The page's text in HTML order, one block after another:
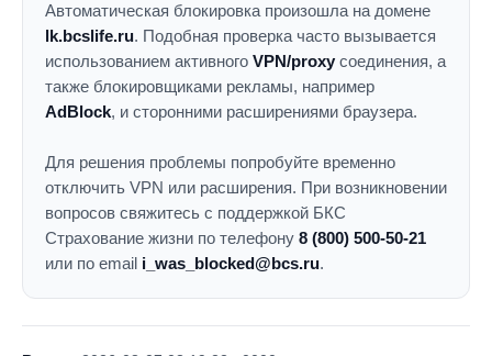
Автоматическая блокировка произошла на домене
lk.bcslife.ru. Подобная проверка часто вызывается
использованием активного VPN/proxy соединения, а
также блокировщиками рекламы, например
AdBlock, и сторонними расширениями браузера.
Для решения проблемы попробуйте временно
отключить VPN или расширения. При возникновении
вопросов свяжитесь с поддержкой БКС
Страхование жизни по телефону 8 (800) 500-50-21
или по email i_was_blocked@bcs.ru.